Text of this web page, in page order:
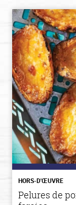
HORS-D'ŒUVRE
Pelures de